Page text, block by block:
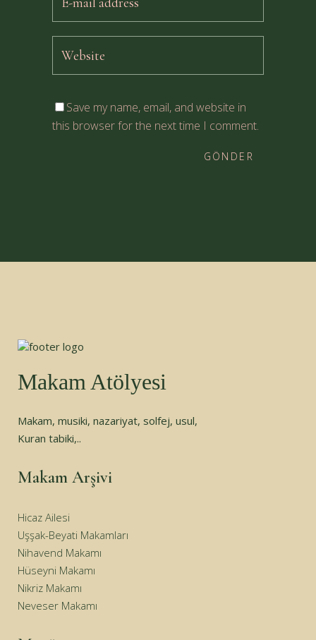
Save my name, email, and website in
this browser for the next time I comment.
Makam Atölyesi
Makam, musiki, nazariyat, solfej, usul,
Kuran tabiki,..
Makam Arşivi
Hicaz Ailesi
Uşşak-Beyati Makamları
Nihavend Makamı
Hüseyni Makamı
Nikriz Makamı
Neveser Makamı